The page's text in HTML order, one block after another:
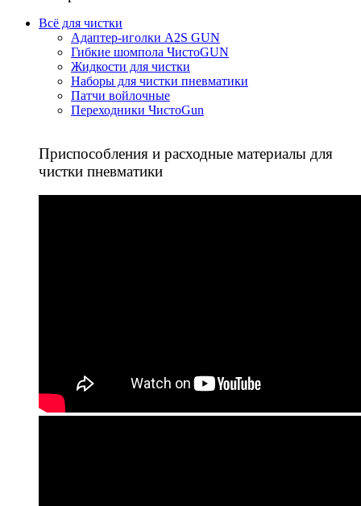
Всё для чистки
Адаптер-иголки A2S GUN
Гибкие шомпола ЧистоGUN
Жидкости для чистки
Наборы для чистки пневматики
Патчи войлочные
Переходники ЧистоGun
Приспособления и расходные материалы для
чистки пневматики